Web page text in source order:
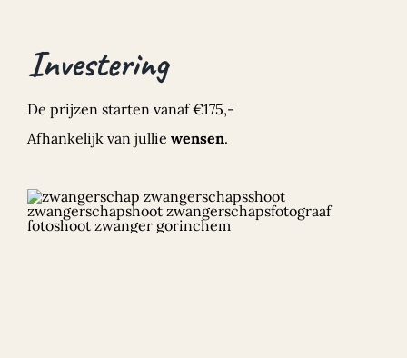
Investering
De prijzen starten vanaf €175,-
Afhankelijk van jullie wensen.